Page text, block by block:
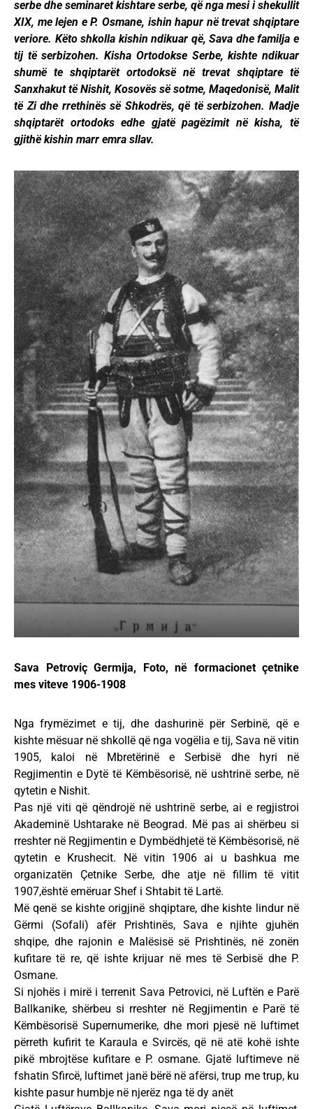
serbe dhe seminaret kishtare serbe, që nga mesi i shekullit
XIX, me lejen e P. Osmane, ishin hapur në trevat shqiptare
veriore. Këto shkolla kishin ndikuar që, Sava dhe familja e
tij të serbizohen. Kisha Ortodokse Serbe, kishte ndikuar
shumë te shqiptarët ortodoksë në trevat shqiptare të
Sanxhakut të Nishit, Kosovës së sotme, Maqedonisë, Malit
të Zi dhe rrethinës së Shkodrës, që të serbizohen. Madje
shqiptarët ortodoks edhe gjatë pagëzimit në kisha, të
gjithë kishin marr emra sllav.
Sava Petroviç Germija, Foto, në formacionet çetnike
mes viteve 1906-1908
Nga frymëzimet e tij, dhe dashurinë për Serbinë, që e
kishte mësuar në shkollë që nga vogëlia e tij, Sava në vitin
1905, kaloi në Mbretërinë e Serbisë dhe hyri në
Regjimentin e Dytë të Këmbësorisë, në ushtrinë serbe, në
qytetin e Nishit.
Pas një viti që qëndrojë në ushtrinë serbe, ai e regjistroi
Akademinë Ushtarake në Beograd. Më pas ai shërbeu si
rreshter në Regjimentin e Dymbëdhjetë të Këmbësorisë, në
qytetin e Krushecit. Në vitin 1906 ai u bashkua me
organizatën Çetnike Serbe, dhe atje në fillim të vitit
1907,është emëruar Shef i Shtabit të Lartë.
Më qenë se kishte origjinë shqiptare, dhe kishte lindur në
Gërmi (Sofali) afër Prishtinës, Sava e njihte gjuhën
shqipe, dhe rajonin e Malësisë së Prishtinës, në zonën
kufitare të re, që ishte krijuar në mes të Serbisë dhe P.
Osmane.
Si njohës i mirë i terrenit Sava Petrovici, në Luftën e Parë
Ballkanike, shërbeu si rreshter në Regjimentin e Parë të
Këmbësorisë Supernumerike, dhe mori pjesë në luftimet
përreth kufirit te Karaula e Svircës, që në atë kohë ishte
pikë mbrojtëse kufitare e P. osmane. Gjatë luftimeve në
fshatin Sfircë, luftimet janë bërë në afërsi, trup me trup, ku
kishte pasur humbje në njerëz nga të dy anët